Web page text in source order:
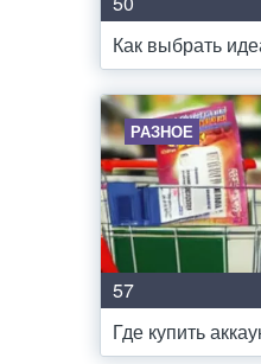
Как выбрать
РАЗНОЕ
57
Где купить